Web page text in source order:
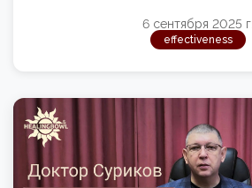
6 сентября 2025 г.
effectiveness